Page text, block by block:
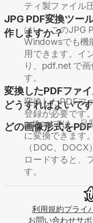
ティ製ファイル
JPG PDF変換ツー
作しますか？
はい。このJPG
Windowsでも機
用できます。イ
り、pdf.net で
す。
変換したPDFファ
どうすればよいで
変換したPDFフ
登録が必要です。
どの画像形式を
pdf.netでは、品
に変換できます
（DOC、
ロードすると、
す。
利用規約プライ
お問い合わせサポ